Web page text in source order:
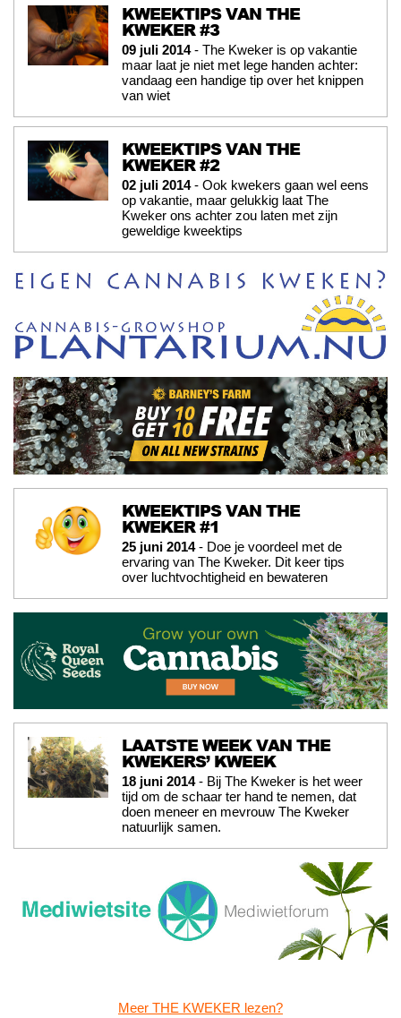
KWEEKTIPS VAN THE
KWEKER #3
09 juli 2014- The Kweker is op vakantie
maar laat je niet met lege handen achter:
vandaag een handige tip over het knippen
van wiet
KWEEKTIPS VAN THE
KWEKER #2
02 juli 2014- Ook kwekers gaan wel eens
op vakantie, maar gelukkig laat The
Kweker ons achter zou laten met zijn
geweldige kweektips
KWEEKTIPS VAN THE
KWEKER #1
25 juni 2014- Doe je voordeel met de
ervaring van The Kweker. Dit keer tips
over luchtvochtigheid en bewateren
LAATSTE WEEK VAN THE
KWEKERS’ KWEEK
18 juni 2014- Bij The Kweker is het weer
tijd om de schaar ter hand te nemen, dat
doen meneer en mevrouw The Kweker
natuurlijk samen.
Meer THE KWEKER lezen?